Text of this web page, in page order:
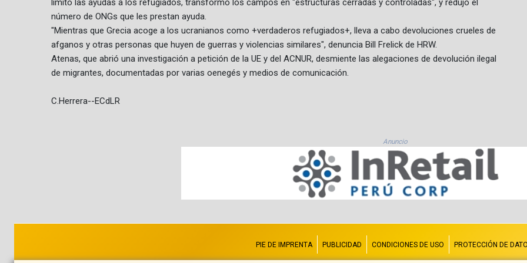
limitó las ayudas a los refugiados, transformó los campos en "estructuras cerradas y controladas", y redujo el
número de ONGs que les prestan ayuda.
"Mientras que Grecia acoge a los ucranianos como +verdaderos refugiados+, lleva a cabo devoluciones crueles de
afganos y otras personas que huyen de guerras y violencias similares", denuncia Bill Frelick de HRW.
Atenas, que abrió una investigación a petición de la UE y del ACNUR, desmiente las alegaciones de devolución ilegal
de migrantes, documentadas por varias oenegés y medios de comunicación.
C.Herrera--ECdLR
Anuncio
PIE DE IMPRENTA PUBLICIDAD CONDICIONES DE USO PROTECCIÓN DE